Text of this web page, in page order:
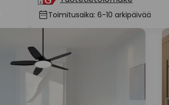
Toimitusaika: 6-10 arkipäivää